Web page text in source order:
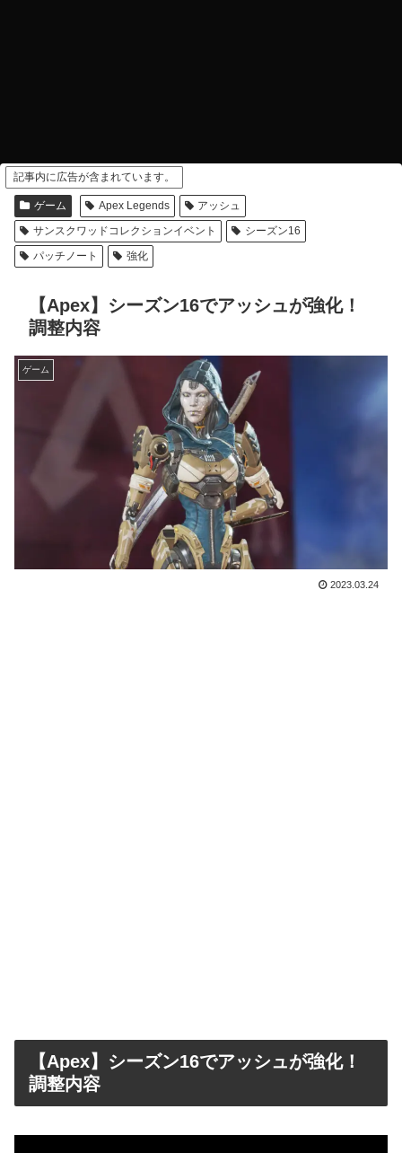
記事内に広告が含まれています。
ゲーム Apex Legends
アッシュ
サンスクワッドコレクションイベント
シーズン16
パッチノート
強化
【Apex】シーズン16でアッシュが強化！
調整内容
ゲーム
2023.03.24
【Apex】シーズン16でアッシュが強化！
調整内容